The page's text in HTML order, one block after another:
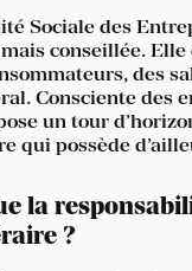
Sociale des
conseillée.
des
Consciente des
un tour
qui possède
la
?